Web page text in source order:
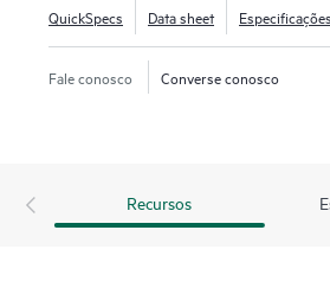
QuickSpecs Data sheet Especificações
Fale conosco Converse conosco
Recursos